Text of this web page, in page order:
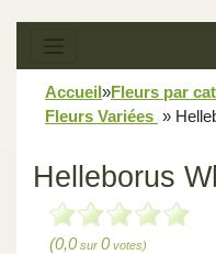
Accueil»Fleurs par
Fleurs Variées »
Helleborus
(0,0sur 0votes)